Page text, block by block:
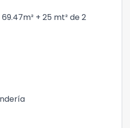
+ 25 mt² de 2